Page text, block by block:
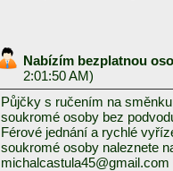
Nabízím bezplatnou
2:01:50 AM)
Půjčky s ručením na
soukromé osoby bez
Férové ​​jednání a rychlé
soukromé osoby naleznete
michalcastula45@gmail.com